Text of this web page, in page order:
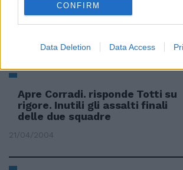
CONFIRM
Data Deletion Data Access
Corradi suona la carica «A San
Siro vinciamo noi»
Apre Corradi. risponde Totti su
rigore. Inutili gli assalti finali
delle due squadre
21/04/2004